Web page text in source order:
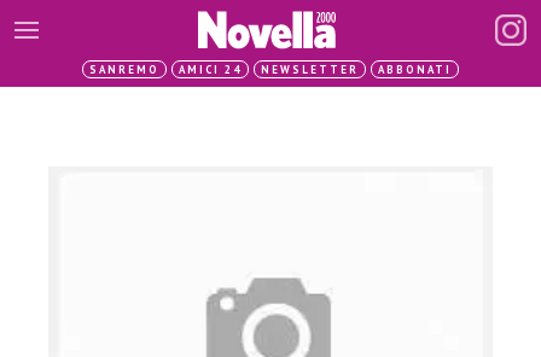
SANREMO AMICI 24 NEWSLETTER ABBONATI